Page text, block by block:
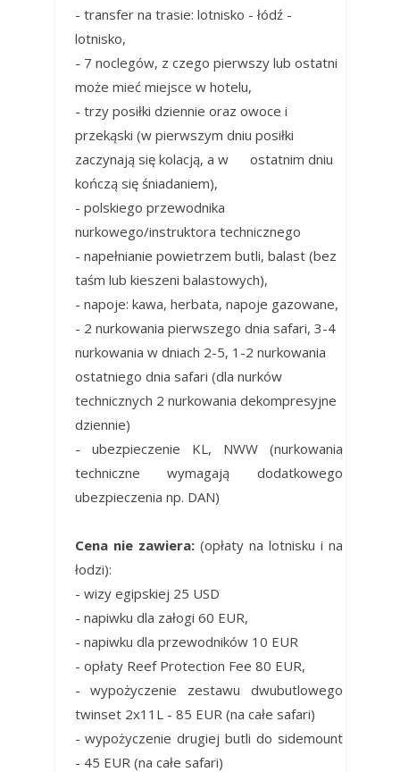
- transfer na trasie: lotnisko - łódź -
lotnisko,
- 7 noclegów, z czego pierwszy lub ostatni
może mieć miejsce w hotelu,
- trzy posiłki dziennie oraz owoce i
przekąski (w pierwszym dniu posiłki
zaczynają się kolacją, a w ostatnim dniu
kończą się śniadaniem),
- polskiego przewodnika
nurkowego/instruktora technicznego
- napełnianie powietrzem butli, balast (bez
taśm lub kieszeni balastowych),
- napoje: kawa, herbata, napoje gazowane,
- 2 nurkowania pierwszego dnia safari, 3-4
nurkowania w dniach 2-5, 1-2 nurkowania
ostatniego dnia safari (dla nurków
technicznych 2 nurkowania dekompresyjne
dziennie)
- ubezpieczenie KL, NWW (nurkowania
techniczne wymagają dodatkowego
ubezpieczenia np. DAN)
Cena nie zawiera:(opłaty na lotnisku i na
łodzi):
- wizy egipskiej 25 USD
- napiwku dla załogi 60 EUR,
- napiwku dla przewodników 10 EUR
- opłaty Reef Protection Fee 80 EUR,
- wypożyczenie zestawu dwubutlowego
twinset 2x11L - 85 EUR (na całe safari)
- wypożyczenie drugiej butli do sidemount
- 45 EUR (na całe safari)